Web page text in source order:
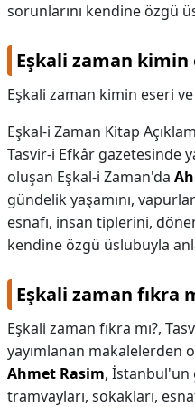
sorunlarını kendine özgü
Eşkali zaman
Eşkali zaman kimin eseri
Eşkal-i Zaman Kitap
Tasvir-i Efkâr gazetesinde
oluşan Eşkal-i Zaman'da
gündelik yaşamını,
esnafı, insan tiplerini,
kendine özgü üslubuyla
Eşkali zaman fıkra
Eşkali zaman fıkra mı?,
yayımlanan makalelerden
Ahmet Rasim, İstanbul'un
tramvayları, sokakları,